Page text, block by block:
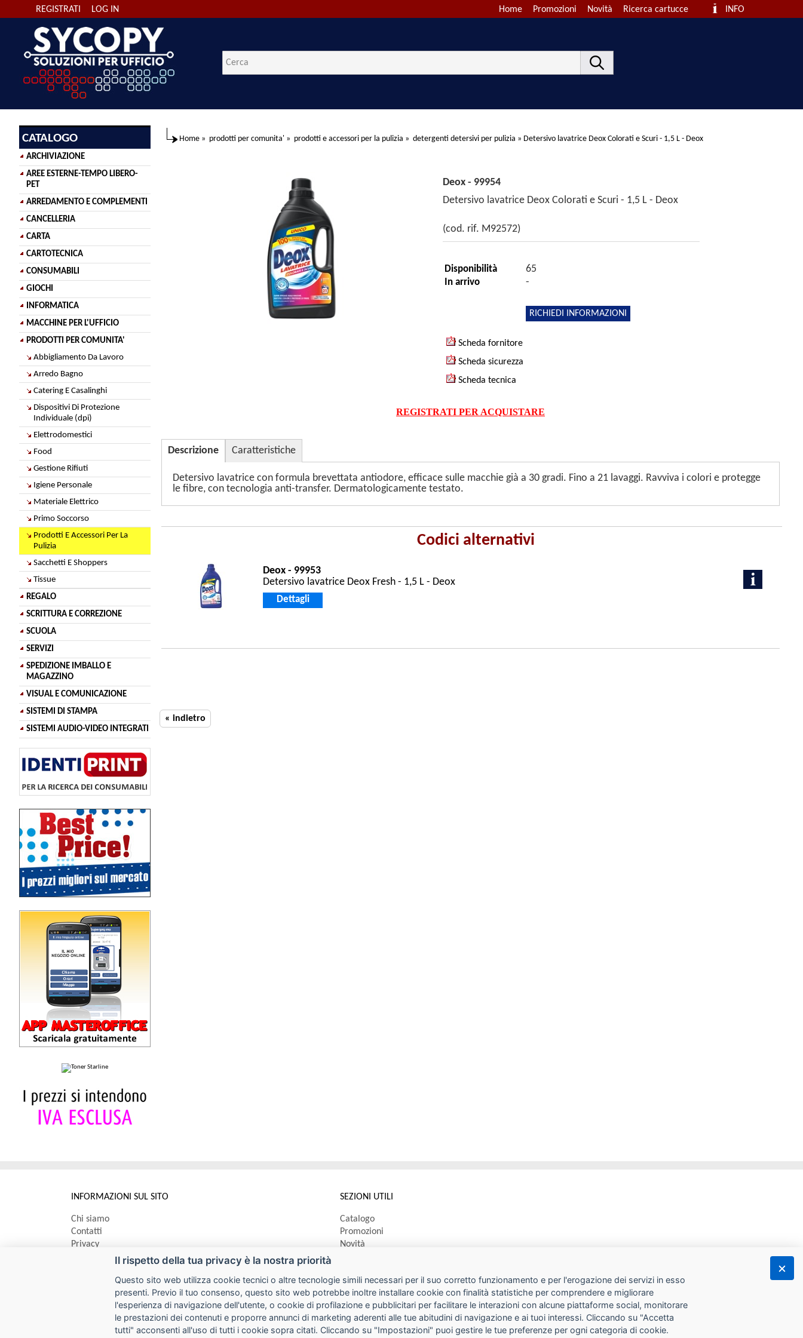
LOG IN
REGISTRATI INFO
Ricerca cartucce
Novità
Promozioni
Home
CATALOGO
ARCHIVIAZIONE
AREE ESTERNE-TEMPO LIBERO-
PET
ARREDAMENTO E COMPLEMENTI
CANCELLERIA
CARTA
CARTOTECNICA
CONSUMABILI
GIOCHI
INFORMATICA
MACCHINE PER L'UFFICIO
PRODOTTI PER COMUNITA'
Abbigliamento Da Lavoro
Arredo Bagno
Catering E Casalinghi
Dispositivi Di Protezione
Individuale (dpi)
Elettrodomestici
Food
Gestione Rifiuti
Igiene Personale
Materiale Elettrico
Primo Soccorso
Prodotti E Accessori Per La
Pulizia
Sacchetti E Shoppers
Tissue
REGALO
SCRITTURA E CORREZIONE
SCUOLA
SERVIZI
SPEDIZIONE IMBALLO E
MAGAZZINO
VISUAL E COMUNICAZIONE
SISTEMI DI STAMPA
SISTEMI AUDIO-VIDEO INTEGRATI
Home » prodotti per comunita' » prodotti e accessori per la pulizia » detergenti detersivi per pulizia » Detersivo lavatrice Deox Colorati e Scuri - 1,5 L - Deox
Deox - 99954
Detersivo lavatrice Deox Colorati e Scuri - 1,5 L - Deox
(cod. rif. M92572)
Disponibilità 65
In arrivo -
RICHIEDI INFORMAZIONI
Scheda fornitore
Scheda sicurezza
Scheda tecnica
REGISTRATI PER ACQUISTARE
Descrizione Caratteristiche
Detersivo lavatrice con formula brevettata antiodore, efficace sulle macchie già a 30 gradi. Fino a 21 lavaggi. Ravviva i colori e protegge
le fibre, con tecnologia anti-transfer. Dermatologicamente testato.
Codici alternativi
Deox - 99953
Detersivo lavatrice Deox Fresh - 1,5 L - Deox
Dettagli
« indietro
INFORMAZIONI SUL SITO
Chi siamo
Contatti
Privacy
Informativa uso cookie
Impostazioni cookie
SEZIONI UTILI
Catalogo
Promozioni
Novità
I prezzi indicati si intendono IVA esclusa
Il rispetto della tua privacy è la nostra priorità
Questo sito web utilizza cookie tecnici o altre tecnologie simili necessari per il suo corretto funzionamento e per l'erogazione dei servizi in esso
presenti. Previo il tuo consenso, questo sito web potrebbe inoltre installare cookie con finalità statistiche per comprendere e migliorare
l'esperienza di navigazione dell'utente, o cookie di profilazione e pubblicitari per facilitare le interazioni con alcune piattaforme social, monitorare
le prestazioni dei contenuti e proporre annunci di marketing aderenti alle tue abitudini di navigazione e ai tuoi interessi. Cliccando su "Accetta
tutti" acconsenti all'uso di tutti i cookie sopra citati. Cliccando su "Impostazioni" puoi gestire le tue preferenze per ogni categoria di cookie.